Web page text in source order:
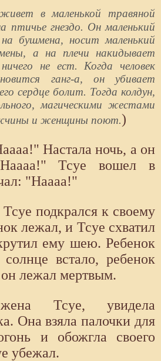
в маленькой травяной
птичье гнездо. Он маленький
бушмена, носит маленький
а на плечи накидывает
не ест. Когда человек
ганг-а, он убивает
сердце болит. Тогда колдун,
магическими жестами
и женщины поют.)
Настала ночь, а он
Тсуе вошел в
"Наааа!"
подкрался к своему
лежал, и Тсуе схватил
ему шею. Ребенок
встало, ребенок
лежал мертвым.
Тсуе, увидела
Она взяла палочки для
и обожгла своего
убежал.